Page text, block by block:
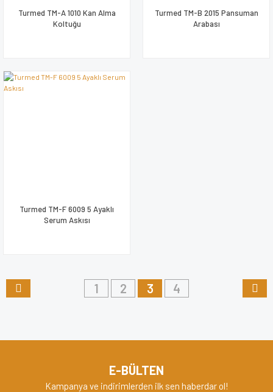
Turmed TM-A 1010 Kan Alma
Koltuğu
Turmed TM-B 2015 Pansuman
Arabası
Turmed TM-F 6009 5 Ayaklı
Serum Askısı
1 2 3 4
E-BÜLTEN
Kampanya ve indirimlerden ilk sen haberdar ol!